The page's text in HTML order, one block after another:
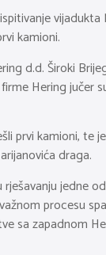
vijadukta
kamioni.
d.d. Široki
Hering jučer
prvi kamioni, te
draga.
jedne
procesu
sa zapadnom